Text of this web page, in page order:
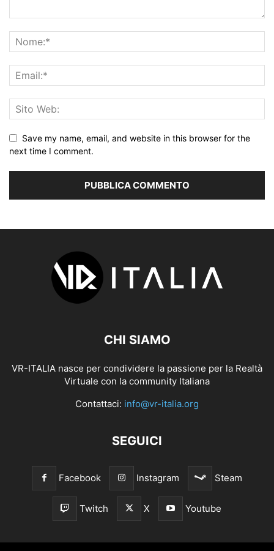
Save my name, email, and website in this browser for the
next time I comment.
CHI SIAMO
VR-ITALIA nasce per condividere la passione per la Realtà
Virtuale con la community Italiana
Contattaci: info@vr-italia.org
SEGUICI
Facebook Instagram Steam
Twitch X Youtube